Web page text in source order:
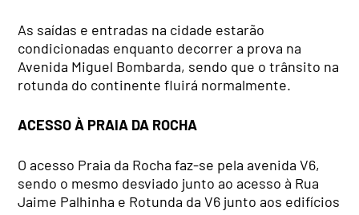
As saídas e entradas na cidade estarão
condicionadas enquanto decorrer a prova na
Avenida Miguel Bombarda, sendo que o trânsito na
rotunda do continente fluirá normalmente.
ACESSO À PRAIA DA ROCHA
O acesso Praia da Rocha faz-se pela avenida V6,
sendo o mesmo desviado junto ao acesso à Rua
Jaime Palhinha e Rotunda da V6 junto aos edifícios